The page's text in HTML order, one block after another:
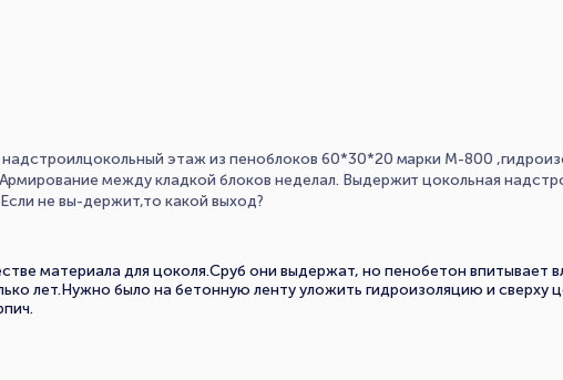
этаж из пеноблоков 60*30*20 марки М-800
между кладкой блоков неделал. Выдержит цокольная
не вы-держит,то какой выход?
материала для цоколя.Сруб они выдержат, но пенобетон впитывает
лет.Нужно было на бетонную ленту уложить гидроизоляцию и сверху